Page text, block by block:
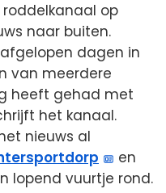
op
naar buiten.
afgelopen dagen in
van meerdere
heeft gehad met
het kanaal.
nieuws al
en
lopend vuurtje rond.